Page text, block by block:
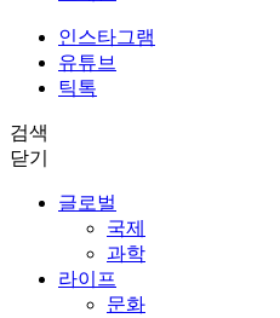
인스타그램
유튜브
틱톡
검색
닫기
글로벌
국제
과학
라이프
문화